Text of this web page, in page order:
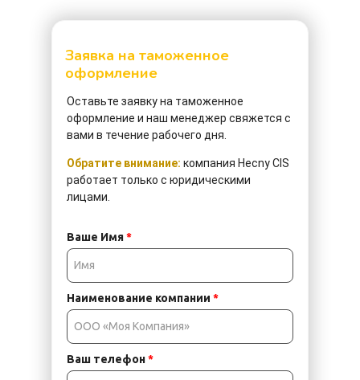
Заявка на таможенное
оформление
Оставьте заявку на таможенное
оформление и наш менеджер свяжется с
вами в течение рабочего дня.
Обратите внимание: компания Hecny CIS
работает только с юридическими
лицами.
Ваше Имя*
Наименование компании *
Ваш телефон*